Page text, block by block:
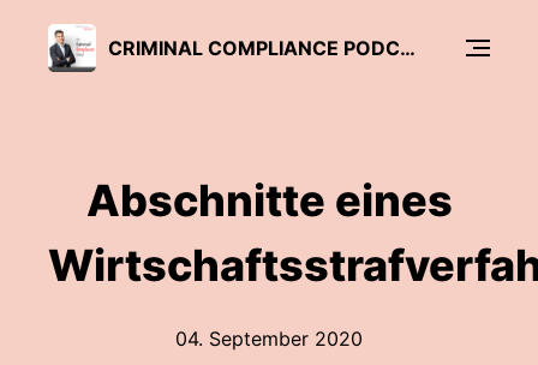
CRIMINAL COMPLIANCE PODCAST
Abschnitte eines
04. September 2020